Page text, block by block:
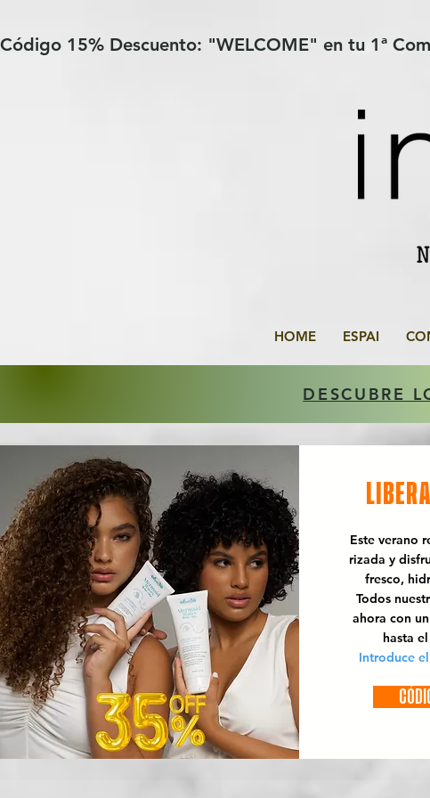
Código 15% Descuento: "WELCOME" en tu 1ª
HOME ESPAI
DESCUBRE
Este verano
rizada y
fresco,
Todos
ahora con un
hasta
Introduce